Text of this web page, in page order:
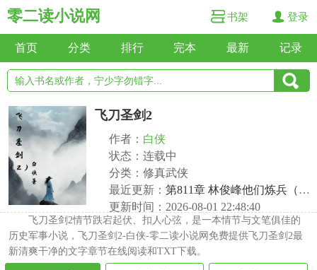
零二读小说网 书架 登录
首页 分类 排行 完本 最新 记录
飞刀圣剑2
作者： 白侠
状态：连载中
分类：修真武侠
最近更新： 第811章 林俊峰他们炼兵（下）
更新时间：2026-08-01 22:48:40
飞刀圣剑2情节跌宕起伏、扣人心弦，是一本情节与文笔俱佳的
历史军事小说，飞刀圣剑2-白侠-零二读小说网免费提供飞刀圣剑2最
新清爽干净的文字章节在线阅读和TXT下载。